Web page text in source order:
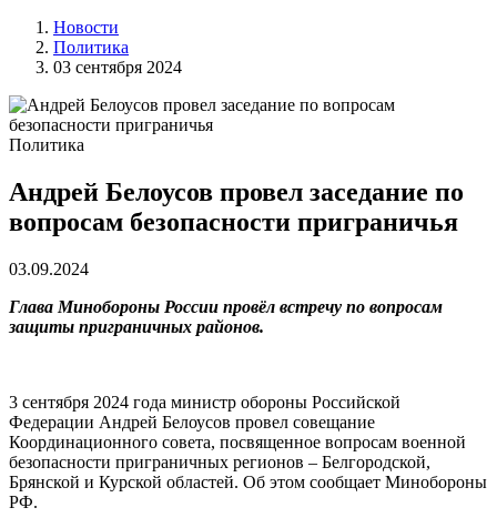
Новости
Политика
03 сентября 2024
Политика
Андрей Белоусов провел заседание по
вопросам безопасности приграничья
03.09.2024
Глава Минобороны России провёл встречу по вопросам
защиты приграничных районов.
3 сентября 2024 года министр обороны Российской
Федерации Андрей Белоусов провел совещание
Координационного совета, посвященное вопросам военной
безопасности приграничных регионов – Белгородской,
Брянской и Курской областей. Об этом сообщает Минобороны
РФ.